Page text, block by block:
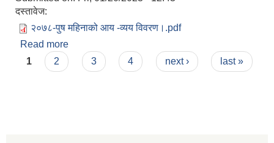
दस्तावेज:
२०७८-पुष महिनाको आय -व्यय विवरण।.pdf
Read more
Pages
1 2 3 4 next › last »